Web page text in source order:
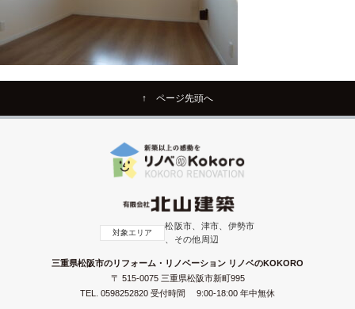
↑ ページ先頭へ
対象エリア
松阪市、津市、伊勢市
、その他周辺
三重県松阪市のリフォーム・リノベーション リノベのKOKORO
〒 515-0075 三重県松阪市新町995
TEL. 0598252820 受付時間 9:00-18:00 年中無休